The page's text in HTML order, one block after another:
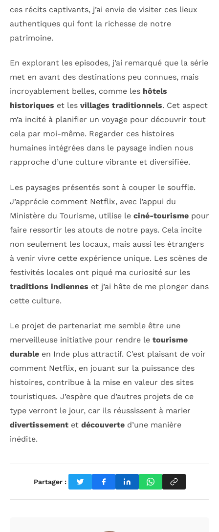
ces récits captivants, j’ai envie de visiter ces lieux
authentiques qui font la richesse de notre
patrimoine.
En explorant les episodes, j’ai remarqué que la série
met en avant des destinations peu connues, mais
incroyablement belles, comme les hôtels
historiques et les villages traditionnels. Cet aspect
m’a incité à planifier un voyage pour découvrir tout
cela par moi-même. Regarder ces histoires
humaines intégrées dans le paysage indien nous
rapproche d’une culture vibrante et diversifiée.
Les paysages présentés sont à couper le souffle.
J’apprécie comment Netflix, avec l’appui du
Ministère du Tourisme, utilise le ciné-tourisme pour
faire ressortir les atouts de notre pays. Cela incite
non seulement les locaux, mais aussi les étrangers
à venir vivre cette expérience unique. Les scènes de
festivités locales ont piqué ma curiosité sur les
traditions indiennes et j’ai hâte de me plonger dans
cette culture.
Le projet de partenariat me semble être une
merveilleuse initiative pour rendre le tourisme
durable en Inde plus attractif. C’est plaisant de voir
comment Netflix, en jouant sur la puissance des
histoires, contribue à la mise en valeur des sites
touristiques. J’espère que d’autres projets de ce
type verront le jour, car ils réussissent à marier
divertissement et découverte d’une manière
inédite.
Partager :